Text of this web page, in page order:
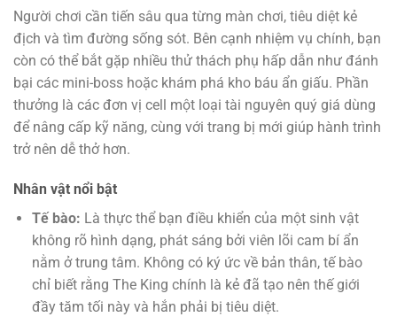
Người chơi cần tiến sâu qua từng màn chơi, tiêu diệt kẻ
địch và tìm đường sống sót. Bên cạnh nhiệm vụ chính, bạn
còn có thể bắt gặp nhiều thử thách phụ hấp dẫn như đánh
bại các mini-boss hoặc khám phá kho báu ẩn giấu. Phần
thưởng là các đơn vị cell một loại tài nguyên quý giá dùng
để nâng cấp kỹ năng, cùng với trang bị mới giúp hành trình
trở nên dễ thở hơn.
Nhân vật nổi bật
Tế bào: Là thực thể bạn điều khiển của một sinh vật
không rõ hình dạng, phát sáng bởi viên lõi cam bí ẩn
nằm ở trung tâm. Không có ký ức về bản thân, tế bào
chỉ biết rằng The King chính là kẻ đã tạo nên thế giới
đầy tăm tối này và hắn phải bị tiêu diệt.